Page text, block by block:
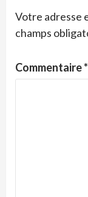
Votre adresse
champs
Commentaire*